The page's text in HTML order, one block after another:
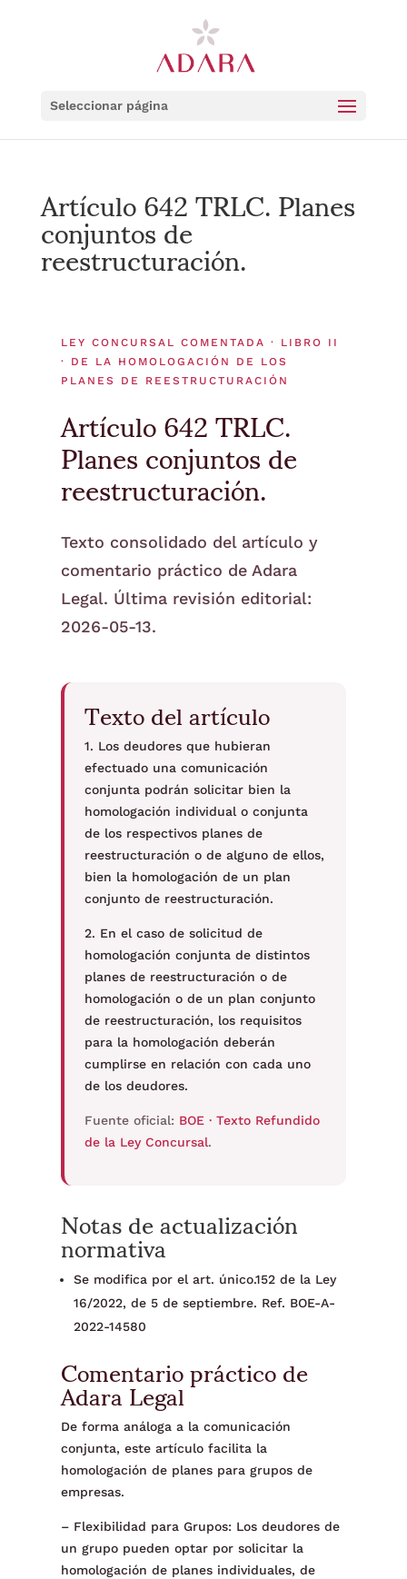
Seleccionar página
Artículo 642 TRLC. Planes
conjuntos de
reestructuración.
LEY CONCURSAL COMENTADA · LIBRO II
· DE LA HOMOLOGACIÓN DE LOS
PLANES DE REESTRUCTURACIÓN
Artículo 642 TRLC.
Planes conjuntos de
reestructuración.
Texto consolidado del artículo y
comentario práctico de Adara
Legal. Última revisión editorial:
2026-05-13.
Texto del artículo
1. Los deudores que hubieran
efectuado una comunicación
conjunta podrán solicitar bien la
homologación individual o conjunta
de los respectivos planes de
reestructuración o de alguno de ellos,
bien la homologación de un plan
conjunto de reestructuración.
2. En el caso de solicitud de
homologación conjunta de distintos
planes de reestructuración o de
homologación o de un plan conjunto
de reestructuración, los requisitos
para la homologación deberán
cumplirse en relación con cada uno
de los deudores.
Fuente oficial: BOE · Texto Refundido
de la Ley Concursal.
Notas de actualización
normativa
Se modifica por el art. único.152 de la Ley
16/2022, de 5 de septiembre. Ref. BOE-A-
2022-14580
Comentario práctico de
Adara Legal
De forma análoga a la comunicación
conjunta, este artículo facilita la
homologación de planes para grupos de
empresas.
– Flexibilidad para Grupos: Los deudores de
un grupo pueden optar por solicitar la
homologación de planes individuales, de